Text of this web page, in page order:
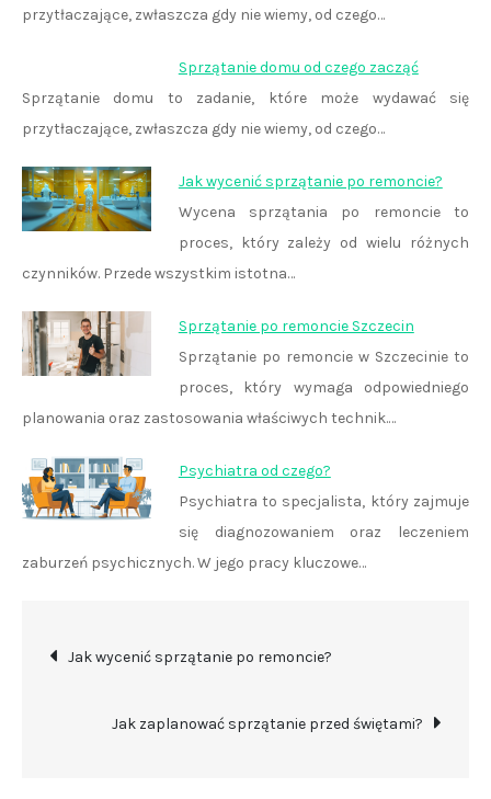
przytłaczające, zwłaszcza gdy nie wiemy, od czego…
Sprzątanie domu od czego zacząć
Sprzątanie domu to zadanie, które może wydawać się
przytłaczające, zwłaszcza gdy nie wiemy, od czego…
Jak wycenić sprzątanie po remoncie?
Wycena sprzątania po remoncie to
proces, który zależy od wielu różnych
czynników. Przede wszystkim istotna…
Sprzątanie po remoncie Szczecin
Sprzątanie po remoncie w Szczecinie to
proces, który wymaga odpowiedniego
planowania oraz zastosowania właściwych technik.…
Psychiatra od czego?
Psychiatra to specjalista, który zajmuje
się diagnozowaniem oraz leczeniem
zaburzeń psychicznych. W jego pracy kluczowe…
Nawigacja
wpisu
Jak wycenić sprzątanie po remoncie?
Jak zaplanować sprzątanie przed świętami?